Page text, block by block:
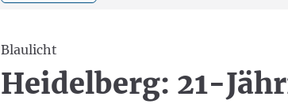
Blaulicht
Heidelberg: 21-